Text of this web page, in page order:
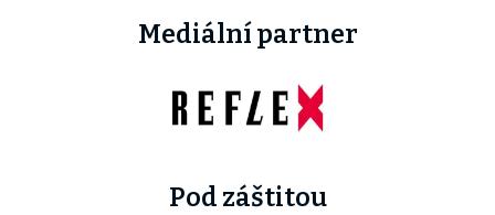
Mediální partner
Pod záštitou